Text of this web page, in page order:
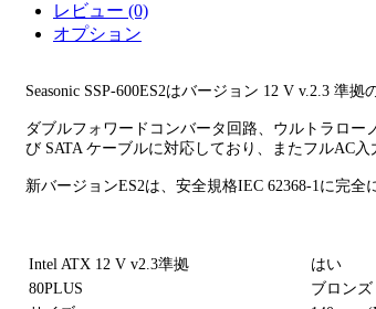
レビュー (0)
オプション
Seasonic SSP-600ES2はバージョン 12 V v.2.3 準
ダブルフォワードコンバータ回路、ウルトラロ
び SATA ケーブルに対応しており、またフルAC
新バージョンES2は、安全規格IEC 62368-1に完全
Intel ATX 12 V v2.3準拠
はい
80PLUS
ブロンズ